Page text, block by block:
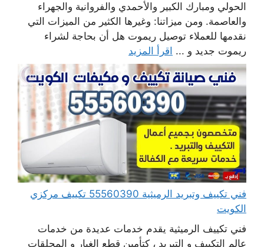
الحولي ومبارك الكبير والأحمدي والفروانية والجهراء
والعاصمة. ومن ميزاتنا: وغيرها الكثير من الميزات التي
نقدمها للعملاء توصيل ريموت هل أن بحاجة لشراء
ريموت جديد و ... اقرأ المزيد
فني تكييف وتبريد الرميثية 55560390 تكييف مركزي
الكويت
فني تكييف الرميثية يقدم خدمات عديدة من خدمات
عالم التكييف و التبريد ، كتأمين قطع الغيار و المحلقات